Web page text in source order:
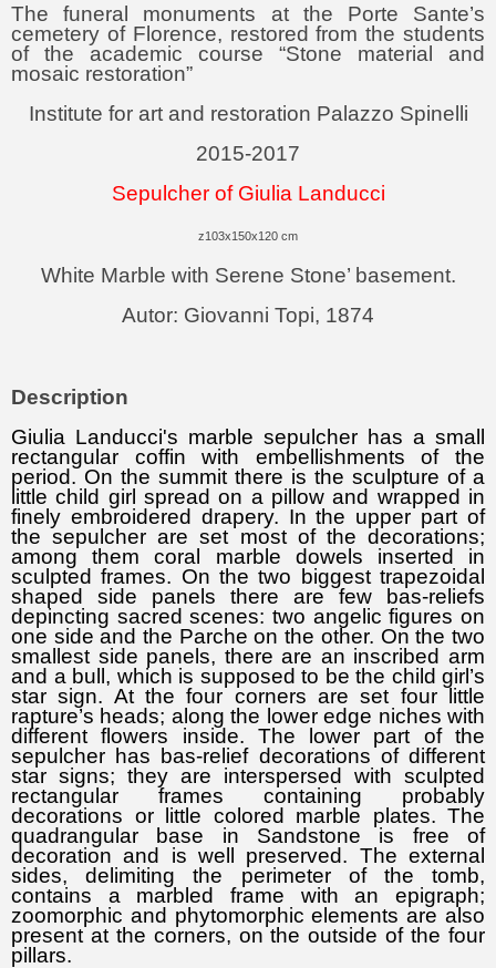
The funeral monuments at the Porte Sante’s
cemetery of Florence, restored from the students
of the academic course “Stone material and
mosaic restoration”
Institute for art and restoration Palazzo Spinelli
2015-2017
Sepulcher of Giulia Landucci
z103x150x120 cm
White Marble with Serene Stone’ basement.
Autor: Giovanni Topi, 1874
Description
Giulia Landucci's marble sepulcher has a small
rectangular coffin with embellishments of the
period. On the summit there is the sculpture of a
little child girl spread on a pillow and wrapped in
finely embroidered drapery. In the upper part of
the sepulcher are set most of the decorations;
among them coral marble dowels inserted in
sculpted frames. On the two biggest trapezoidal
shaped side panels there are few bas-reliefs
depincting sacred scenes: two angelic figures on
one side and the Parche on the other. On the two
smallest side panels, there are an inscribed arm
and a bull, which is supposed to be the child girl’s
star sign. At the four corners are set four little
rapture’s heads; along the lower edge niches with
different flowers inside. The lower part of the
sepulcher has bas-relief decorations of different
star signs; they are interspersed with sculpted
rectangular frames containing probably
decorations or little colored marble plates. The
quadrangular base in Sandstone is free of
decoration and is well preserved. The external
sides, delimiting the perimeter of the tomb,
contains a marbled frame with an epigraph;
zoomorphic and phytomorphic elements are also
present at the corners, on the outside of the four
pillars.